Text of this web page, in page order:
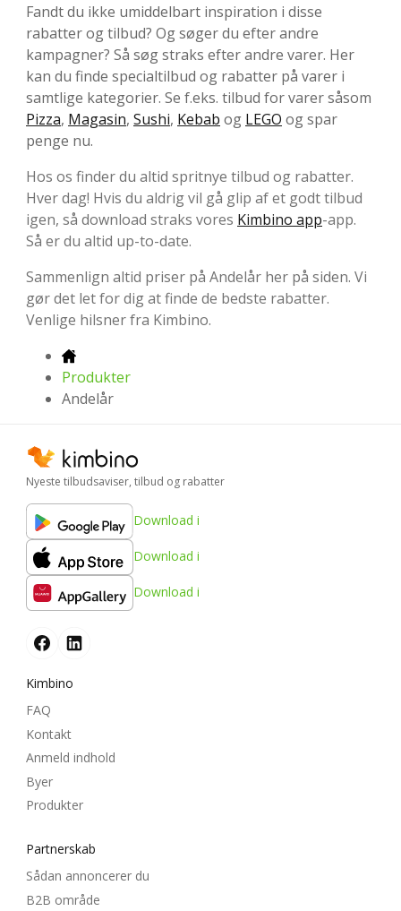
Fandt du ikke umiddelbart inspiration i disse
rabatter og tilbud? Og søger du efter andre
kampagner? Så søg straks efter andre varer. Her
kan du finde specialtilbud og rabatter på varer i
samtlige kategorier. Se f.eks. tilbud for varer såsom
Pizza, Magasin, Sushi, Kebab og LEGO og spar
penge nu.
Hos os finder du altid spritnye tilbud og rabatter.
Hver dag! Hvis du aldrig vil gå glip af et godt tilbud
igen, så download straks vores Kimbino app-app.
Så er du altid up-to-date.
Sammenlign altid priser på Andelår her på siden. Vi
gør det let for dig at finde de bedste rabatter.
Venlige hilsner fra Kimbino.
Produkter
Andelår
Nyeste tilbudsaviser, tilbud og rabatter
Download i
Download i
Download i
Kimbino
FAQ
Kontakt
Anmeld indhold
Byer
Produkter
Partnerskab
Sådan annoncerer du
B2B område